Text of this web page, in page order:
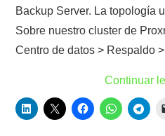
Backup Server. La topología
Sobre nuestro cluster de
Centro de datos > Respaldo
Continuar